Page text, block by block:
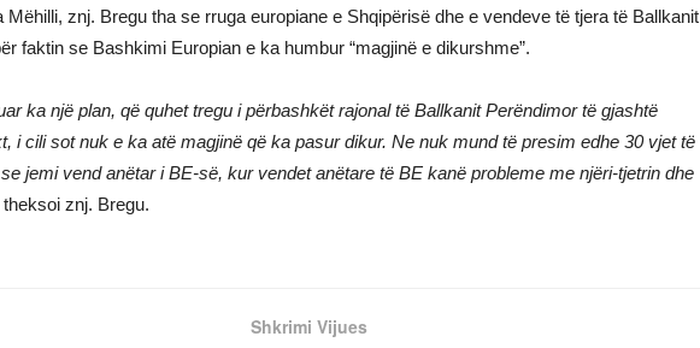
Mëhilli, znj. Bregu tha se rruga europiane e Shqipërisë dhe e vendeve të tjera të Ballkanit
faktin se Bashkimi Europian e ka humbur “magjinë e dikurshme”.
ka një plan, që quhet tregu i përbashkët rajonal të Ballkanit Perëndimor të gjashtë
i cili sot nuk e ka atë magjinë që ka pasur dikur. Ne nuk mund të presim edhe 30 vjet të
jemi vend anëtar i BE-së, kur vendet anëtare të BE kanë probleme me njëri-tjetrin dhe
theksoi znj. Bregu.
Shkrimi Vijues